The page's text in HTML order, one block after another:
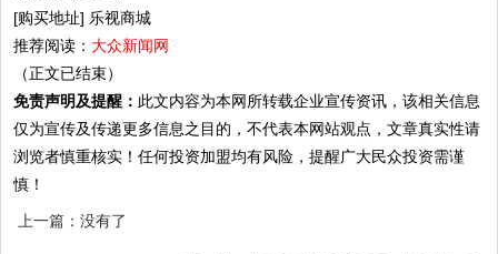
[购买地址] 乐视商城
推荐阅读： 大众新闻网
（正文已结束）
免责声明及提醒： 此文内容为本网所转载企业宣传资讯，该相关信息
仅为宣传及传递更多信息之目的，不代表本网站观点，文章真实性请
浏览者慎重核实！任何投资加盟均有风险，提醒广大民众投资需谨
慎！
上一篇：没有了